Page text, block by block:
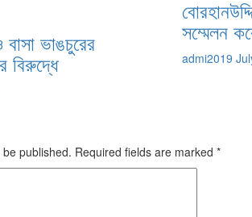
বাসা ভাঙচুরের
বিরুদ্ধে
সম্মেলন
admi2019
published. Required fields are marked *